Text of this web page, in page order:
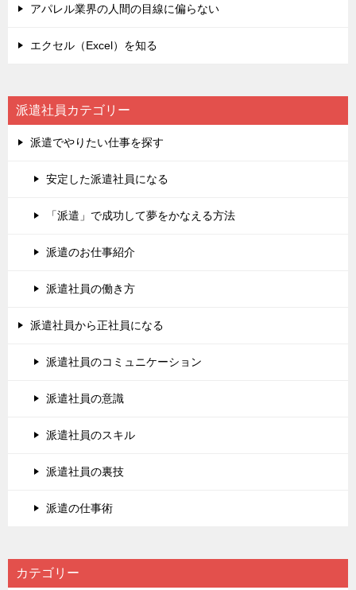
アパレル業界の人間の目線に偏らない
エクセル（Excel）を知る
派遣社員カテゴリー
派遣でやりたい仕事を探す
安定した派遣社員になる
「派遣」で成功して夢をかなえる方法
派遣のお仕事紹介
派遣社員の働き方
派遣社員から正社員になる
派遣社員のコミュニケーション
派遣社員の意識
派遣社員のスキル
派遣社員の裏技
派遣の仕事術
カテゴリー